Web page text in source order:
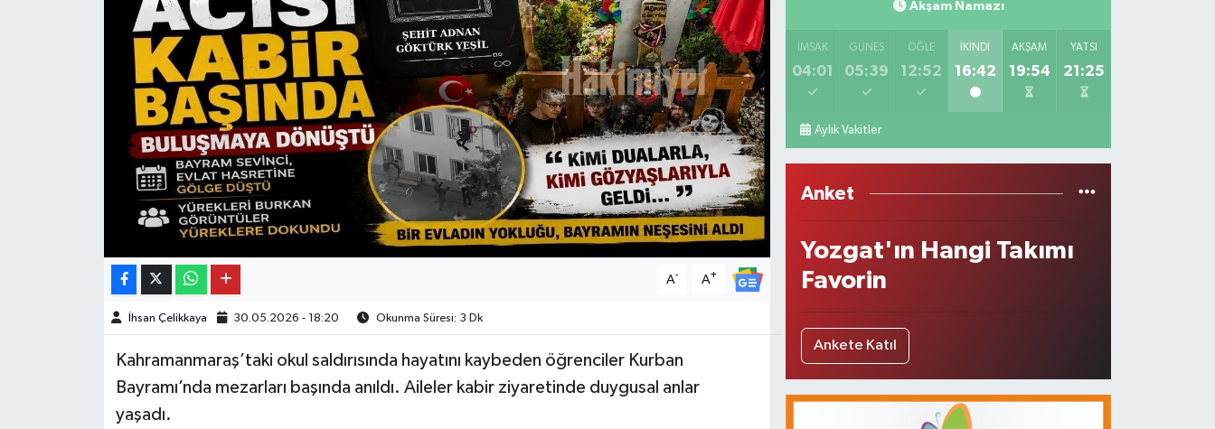
A- A+
İhsan Çelikkaya 30.05.2026 - 18:20 Okunma Süresi: 3 Dk
Kahramanmaraş’taki okul saldırısında hayatını kaybeden öğrenciler Kurban
Bayramı’nda mezarları başında anıldı. Aileler kabir ziyaretinde duygusal anlar
yaşadı.
Akşam Namazı
İMSAK
04:01
GÜNEŞ
05:39
ÖĞLE
12:52
İKINDI
16:42
AKŞAM
19:54
YATSI
21:25
Aylık Vakitler
Anket
Yozgat'ın Hangi Takımı
Favorin
Ankete Katıl